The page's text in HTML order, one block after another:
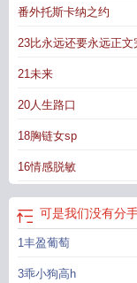
没有歌词原来我们之间已
们没有可是我们已经分手
有
番外托斯卡纳之约
23比永远还要永远正文
21未来
20人生路口
18胸链女sp
16情感脱敏
可是我们没有分
1丰盈葡萄
3乖小狗高h